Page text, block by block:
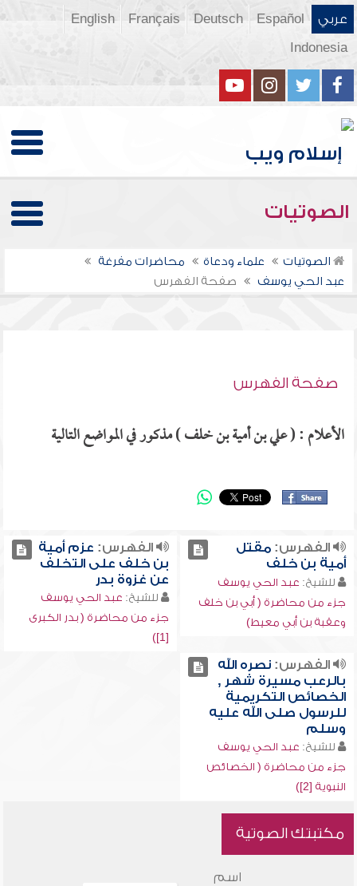
عربي Español
Deutsch
Français
English
Indonesia
الصوتيات
الصوتيات علماء ودعاة
محاضرات مفرغة
عبد الحي يوسف
صفحة الفهرس
صفحة الفهرس
الأعلام : ( علي بن أمية بن خلف ) مذكور في المواضع التالية
الفهرس:مقتل
أمية بن خلف
للشيخ: عبد الحي يوسف
جزء من محاضرة ( أبي بن خلف
وعقبة بن أبي معيط)
الفهرس: عزم أمية
بن خلف على التخلف
عن غزوة بدر
للشيخ: عبد الحي يوسف
جزء من محاضرة ( بدر الكبرى
[1])
الفهرس:نصره الله
بالرعب مسيرة شهر ,
الخصائص التكريمية
للرسول صلى الله عليه
وسلم
للشيخ: عبد الحي يوسف
جزء من محاضرة ( الخصائص
النبوية [2])
مكتبتك الصوتية
اسم